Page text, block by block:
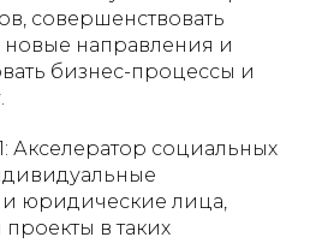
совершенствовать
новые направления и
бизнес-процессы и
Акселератор социальных
юридические лица,
в таких